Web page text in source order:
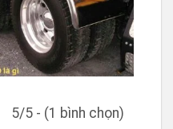
5/5 - (1 bình chọn)